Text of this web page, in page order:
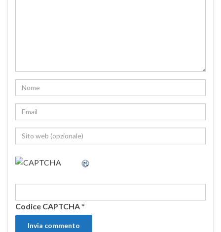
Codice CAPTCHA*